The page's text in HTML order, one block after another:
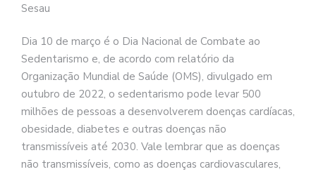
Sesau
Dia 10 de março é o Dia Nacional de Combate ao
Sedentarismo e, de acordo com relatório da
Organização Mundial de Saúde (OMS), divulgado em
outubro de 2022, o sedentarismo pode levar 500
milhões de pessoas a desenvolverem doenças cardíacas,
obesidade, diabetes e outras doenças não
transmissíveis até 2030. Vale lembrar que as doenças
não transmissíveis, como as doenças cardiovasculares,